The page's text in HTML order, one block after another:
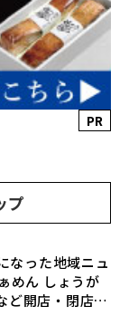
PR
プ
なった地域ニュ
めん しょうが
ど開店・閉店の
介♪